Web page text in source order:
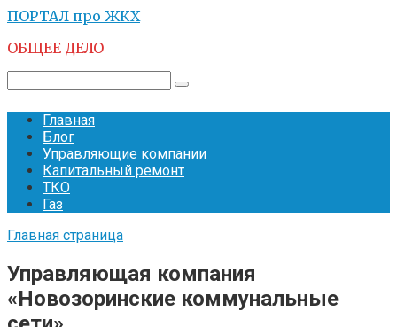
Перейти
контенту
ПОРТАЛ про ЖКХ
ОБЩЕЕ ДЕЛО
Главная
Блог
Управляющие компании
Капитальный ремонт
ТКО
Газ
Главная страница
Управляющая компания
«Новозоринские коммунальные